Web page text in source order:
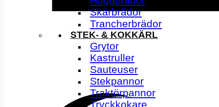
Skärbrädor
Trancherbrädor
STEK- & KOKKÄRL
Grytor
Kastruller
Sauteuser
Stekpannor
Traktörpannor
Tryckkokare